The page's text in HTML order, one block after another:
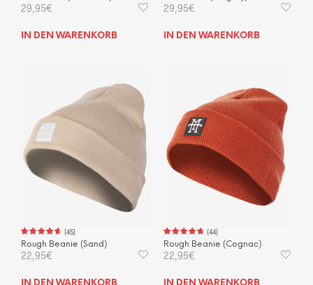
29,95€
IN DEN WARENKORB
29,95€
IN DEN WARENKORB
(45)
Rough Beanie (Sand)
22,95€
(44)
Rough Beanie (Cognac)
22,95€